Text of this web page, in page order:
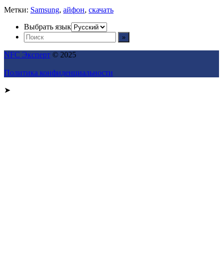
Метки: Samsung, айфон, скачать
Выбрать язык
NFC Эксперт © 2025
Политика конфиденциальности
➤